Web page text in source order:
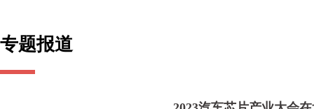
专题报道